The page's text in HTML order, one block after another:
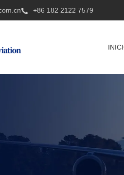
+86 182 2122 7579